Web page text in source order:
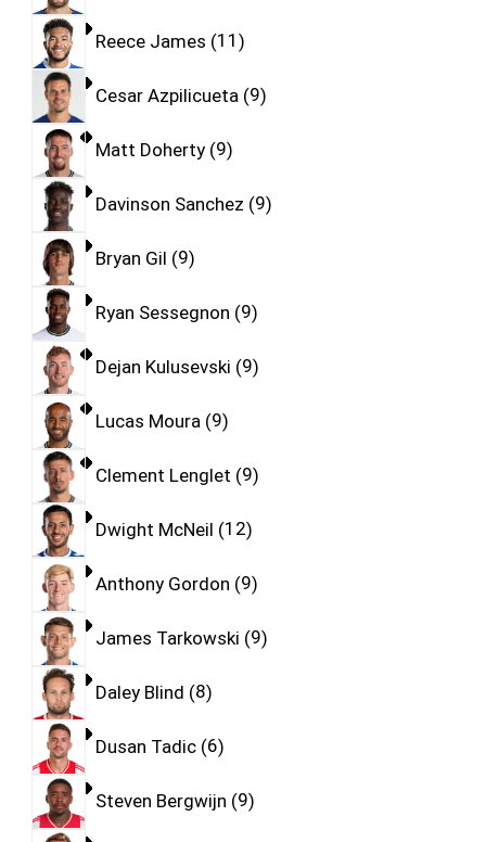
Reece James 11
Cesar Azpilicueta 9
Matt Doherty 9
Davinson Sanchez 9
Bryan Gil 9
Ryan Sessegnon 9
Dejan Kulusevski 9
Lucas Moura 9
Clement Lenglet 9
Dwight McNeil 12
Anthony Gordon 9
James Tarkowski 9
Daley Blind 8
Dusan Tadic 6
Steven Bergwijn 9